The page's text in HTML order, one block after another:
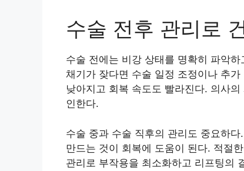
수술 전후 관리로
수술 전에는 비강 상태를 명확히 파악
채기가 잦다면 수술 일정 조정이나 추
낮아지고 회복 속도도 빨라진다. 의사
인한다.
수술 중과 수술 직후의 관리도 중요하
만드는 것이 회복에 도움이 된다. 적절
관리로 부작용을 최소화하고 리프팅의